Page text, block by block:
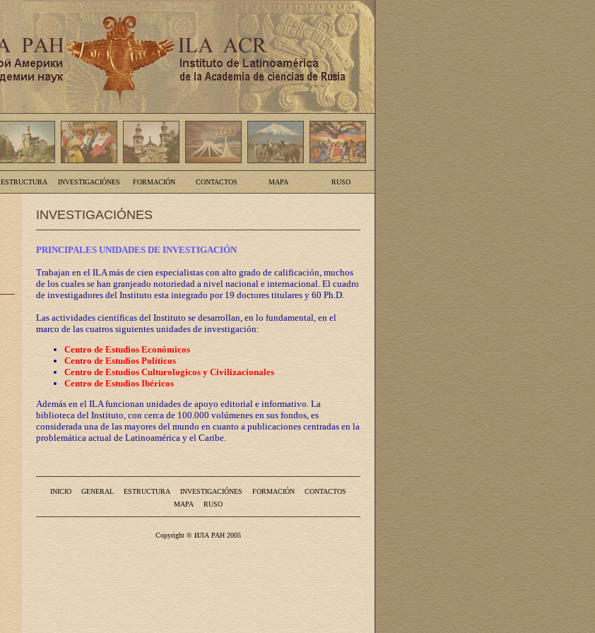
ESTRUCTURA INVESTIGACIÓNES FORMACIÓN CONTACTOS MAPA RUSO
INVESTIGACIÓNES
PRINCIPALES UNIDADES DE INVESTIGACIÓN
Trabajan en el ILA más de cien especialistas con alto grado de calificación, muchos
de los cuales se han granjeado notoriedad a nivel nacional e internacional. El cuadro
de investigadores del Instituto esta integrado por 19 doctores titulares y 60 Ph.D.
Las actividades científicas del Instituto se desarrollan, en lo fundamental, en el
marco de las cuatros siguientes unidades de investigación:
Centro de Estudios Económicos
Centro de Estudios Políticos
Centro de Estudios Culturologicos y Civilizacionales
Centro de Estudios Ibéricos
Además en el ILA funcionan unidades de apoyo editorial e informativo. La
biblioteca del Instituto, con cerca de 100.000 volúmenes en sus fondos, es
considerada una de las mayores del mundo en cuanto a publicaciones centradas en la
problemática actual de Latinoamérica y el Caribe.
INICIO GENERAL ESTRUCTURA INVESTIGACIÓNES FORMACIÓN
CONTACTOS
MAPA
RUSO
Copyright © ИЛА РАН 2005